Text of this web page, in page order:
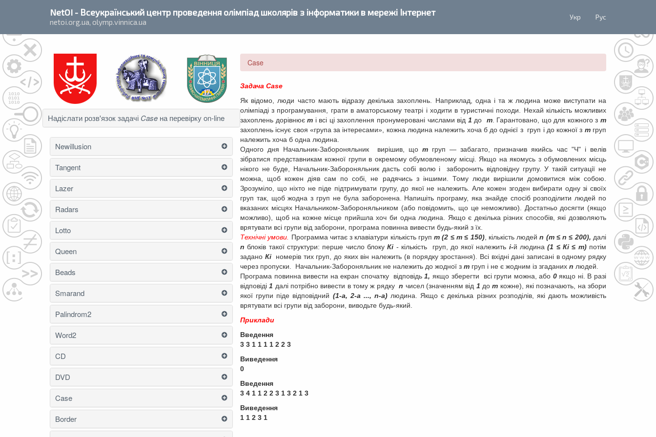
NetOI - Всеукраїнський центр проведення олімпіад школярів з інформатики в мережі Інтернет
netoi.org.ua, olymp.vinnica.ua
Укр Рус
Надіслати розв'язок задачі Case на перевірку on-line
Newillusion
Tangent
Lazer
Radars
Lotto
Queen
Beads
Smarand
Palindrom2
Word2
CD
DVD
Case
Border
Case
Задача Case
Як відомо, люди часто мають відразу декілька захоплень. Наприклад, одна і та ж людина може виступати на
олімпіадіз програмування, грати в аматорському театрі і ходити в туристичні походи. Нехай кількість можливих
захоплень дорівнюєm і всі ці захоплення пронумеровані числами від 1 до m. Гарантовано, що для кожного зm
захоплень існує своя «група за інтересами», кожна людина належить хоча б до однієї з груп і до кожної з m груп
належить хоча б одна людина.
Одного дня Начальник-Забороняльник вирішив, що mгруп — забагато, призначив якийсь час "Ч" і велів
зібратися представникам кожної групи в окремому обумовленому місці. Якщо на якомусь з обумовлених місць
нікого не буде, Начальник-Забороняльник дасть собі волю і заборонить відповідну групу. У такій ситуації не
можна, щоб кожен діяв сам по собі, не радячись з іншими. Тому люди вирішили домовитися між собою.
Зрозуміло, що ніхто не піде підтримувати групу, до якої не належить. Але кожен згоден вибирати одну зі своїх
груп так, щоб жодна з груп не була заборонена. Напишіть програму, яка знайде спосіб розподілити людей по
вказаних місцях Начальником-Забороняльником (або повідомить, що це неможливо). Достатньо досягти (якщо
можливо), щоб на кожне місце прийшла хоч би одна людина. Якщо є декілька різних способів, які дозволяють
врятувати всі групи від заборони, програма повинна вивести будь-який з їх.
Технічні умови.
Программа читає з клавіатури кількість групm (2 ≤ m ≤ 150), кількість людейn (m ≤ n ≤ 200), далі
n блоків такої структури: перше число блокуКі - кількість груп, до якої належить і-й людина(1 ≤ Кі ≤ m) потім
задано Кіномерів тих груп, до яких він належить (в порядку зростання). Всі вхідні дані записані в одному рядку
через пропуски. Начальник-Забороняльник не належить до жодної з m груп і не є жодним із згаданих n людей.
Програма повинна вивести на екран спочатку відповідь1, якщо зберегти всі групи можна, або 0якщо ні. В разі
відповіді1 далі потрібно вивести в тому ж рядкуn чисел (значенням від 1 доm кожне), які позначають, на збори
якої групи піде відповідний (1-а, 2-а ..., n-а) людина. Якщо є декілька різних розподілів, які дають можливість
врятувати всі групи від заборони, виводьте будь-який.
Приклади
Введення
3 3 1 1 1 1 2 2 3
Виведення
0
Введення
3 4 1 1 2 2 3 1 3 2 1 3
Виведення
1 1 2 3 1